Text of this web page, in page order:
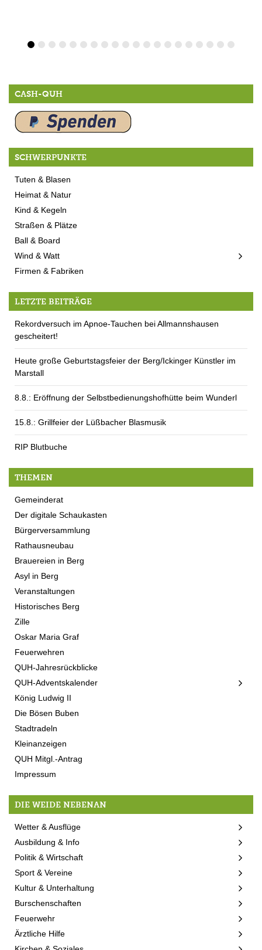
CASH-QUH
SCHWERPUNKTE
Tuten & Blasen
Heimat & Natur
Kind & Kegeln
Straßen & Plätze
Ball & Board
Wind & Watt
Firmen & Fabriken
LETZTE BEITRÄGE
Rekordversuch im Apnoe-Tauchen bei Allmannshausen
gescheitert!
Heute große Geburtstagsfeier der Berg/Ickinger Künstler im
Marstall
8.8.: Eröffnung der Selbstbedienungshofhütte beim Wunderl
15.8.: Grillfeier der Lüßbacher Blasmusik
RIP Blutbuche
THEMEN
Gemeinderat
Der digitale Schaukasten
Bürgerversammlung
Rathausneubau
Brauereien in Berg
Asyl in Berg
Veranstaltungen
Historisches Berg
Zille
Oskar Maria Graf
Feuerwehren
QUH-Jahresrückblicke
QUH-Adventskalender
König Ludwig II
Die Bösen Buben
Stadtradeln
Kleinanzeigen
QUH Mitgl.-Antrag
Impressum
DIE WEIDE NEBENAN
Wetter & Ausflüge
Ausbildung & Info
Politik & Wirtschaft
Sport & Vereine
Kultur & Unterhaltung
Burschenschaften
Feuerwehr
Ärztliche Hilfe